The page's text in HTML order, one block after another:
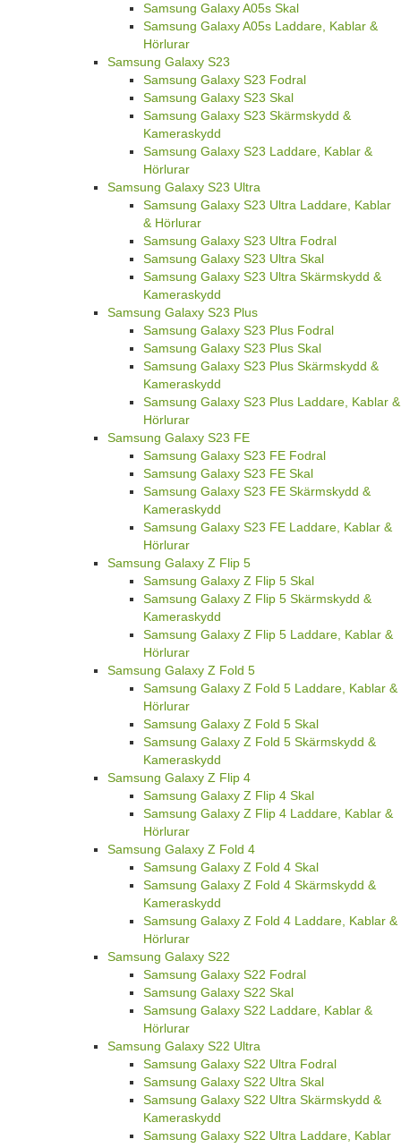
Samsung Galaxy A05s Skal
Samsung Galaxy A05s Laddare, Kablar &
Hörlurar
Samsung Galaxy S23
Samsung Galaxy S23 Fodral
Samsung Galaxy S23 Skal
Samsung Galaxy S23 Skärmskydd &
Kameraskydd
Samsung Galaxy S23 Laddare, Kablar &
Hörlurar
Samsung Galaxy S23 Ultra
Samsung Galaxy S23 Ultra Laddare, Kablar
& Hörlurar
Samsung Galaxy S23 Ultra Fodral
Samsung Galaxy S23 Ultra Skal
Samsung Galaxy S23 Ultra Skärmskydd &
Kameraskydd
Samsung Galaxy S23 Plus
Samsung Galaxy S23 Plus Fodral
Samsung Galaxy S23 Plus Skal
Samsung Galaxy S23 Plus Skärmskydd &
Kameraskydd
Samsung Galaxy S23 Plus Laddare, Kablar &
Hörlurar
Samsung Galaxy S23 FE
Samsung Galaxy S23 FE Fodral
Samsung Galaxy S23 FE Skal
Samsung Galaxy S23 FE Skärmskydd &
Kameraskydd
Samsung Galaxy S23 FE Laddare, Kablar &
Hörlurar
Samsung Galaxy Z Flip 5
Samsung Galaxy Z Flip 5 Skal
Samsung Galaxy Z Flip 5 Skärmskydd &
Kameraskydd
Samsung Galaxy Z Flip 5 Laddare, Kablar &
Hörlurar
Samsung Galaxy Z Fold 5
Samsung Galaxy Z Fold 5 Laddare, Kablar &
Hörlurar
Samsung Galaxy Z Fold 5 Skal
Samsung Galaxy Z Fold 5 Skärmskydd &
Kameraskydd
Samsung Galaxy Z Flip 4
Samsung Galaxy Z Flip 4 Skal
Samsung Galaxy Z Flip 4 Laddare, Kablar &
Hörlurar
Samsung Galaxy Z Fold 4
Samsung Galaxy Z Fold 4 Skal
Samsung Galaxy Z Fold 4 Skärmskydd &
Kameraskydd
Samsung Galaxy Z Fold 4 Laddare, Kablar &
Hörlurar
Samsung Galaxy S22
Samsung Galaxy S22 Fodral
Samsung Galaxy S22 Skal
Samsung Galaxy S22 Laddare, Kablar &
Hörlurar
Samsung Galaxy S22 Ultra
Samsung Galaxy S22 Ultra Fodral
Samsung Galaxy S22 Ultra Skal
Samsung Galaxy S22 Ultra Skärmskydd &
Kameraskydd
Samsung Galaxy S22 Ultra Laddare, Kablar